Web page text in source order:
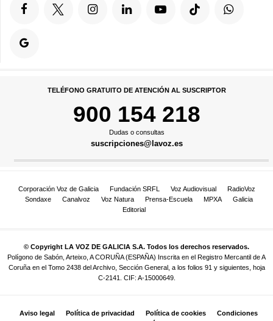
TELÉFONO GRATUITO DE ATENCIÓN AL SUSCRIPTOR
900 154 218
Dudas o consultas
suscripciones@lavoz.es
Corporación Voz de Galicia Fundación SRFL Voz Audiovisual
RadioVoz
Sondaxe
Canalvoz Voz Natura Prensa-Escuela MPXA
Galicia
Editorial
© Copyright LA VOZ DE GALICIA S.A. Todos los derechos reservados.
Polígono de Sabón, Arteixo, A CORUÑA (ESPAÑA) Inscrita en el Registro Mercantil de A
Coruña en el Tomo 2438 del Archivo, Sección General, a los folios 91 y siguientes, hoja
C-2141. CIF: A-15000649.
Aviso legal Política de privacidad Política de cookies
Condiciones